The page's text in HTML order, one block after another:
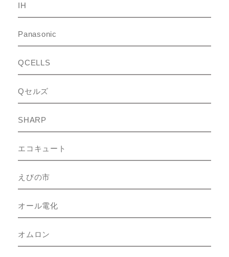
IH
Panasonic
QCELLS
Qセルズ
SHARP
エコキュート
えびの市
オール電化
オムロン